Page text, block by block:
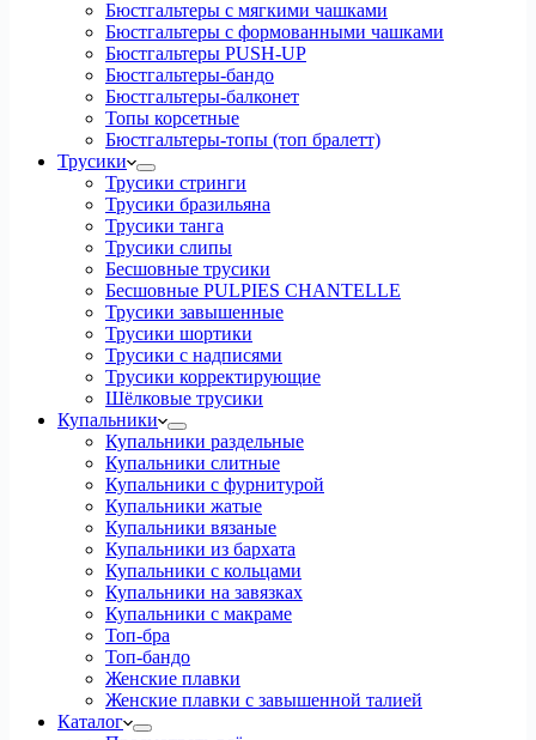
Бюстгальтеры с мягкими чашками
Бюстгальтеры с формованными чашками
Бюстгальтеры PUSH-UP
Бюстгальтеры-бандо
Бюстгальтеры-балконет
Топы корсетные
Бюстгальтеры-топы (топ бралетт)
Трусики
Трусики стринги
Трусики бразильяна
Трусики танга
Трусики слипы
Бесшовные трусики
Бесшовные PULPIES CHANTELLE
Трусики завышенные
Трусики шортики
Трусики с надписями
Трусики корректирующие
Шёлковые трусики
Купальники
Купальники раздельные
Купальники слитные
Купальники с фурнитурой
Купальники жатые
Купальники вязаные
Купальники из бархата
Купальники с кольцами
Купальники на завязках
Купальники с макраме
Топ-бра
Топ-бандо
Женские плавки
Женские плавки с завышенной талией
Каталог